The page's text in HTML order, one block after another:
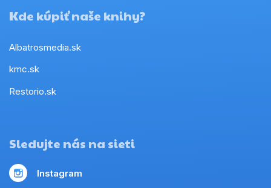
Kde kúpiť naše knihy?
Albatrosmedia.sk
kmc.sk
Restorio.sk
Sledujte nás na sieti
Instagram